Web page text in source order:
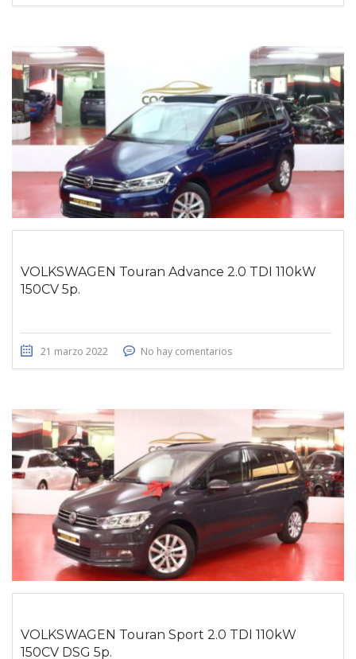
VOLKSWAGEN Touran Advance 2.0 TDI 110kW
150CV 5p.
21 marzo 2022 No hay comentarios
VOLKSWAGEN Touran Sport 2.0 TDI 110kW
150CV DSG 5p.